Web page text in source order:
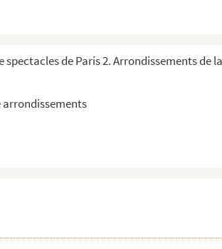
de Paris 2. Arrondissements de
arrondissements